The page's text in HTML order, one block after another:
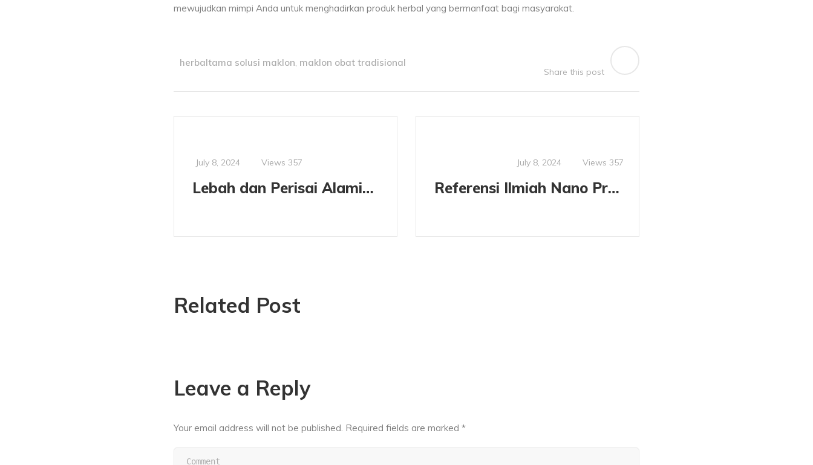
mewujudkan mimpi Anda untuk menghadirkan produk herbal yang bermanfaat bagi masyarakat.
herbaltama solusi maklon, maklon obat tradisional
Share this post
July 8, 2024 Views 357
Lebah dan Perisai Alaminya: Propolis Menjadi Benteng Kesehatan Kita?
July 8, 2024 Views 357
Referensi Ilmiah Nano Propolis
Related Post
Leave a Reply
Your email address will not be published. Required fields are marked *